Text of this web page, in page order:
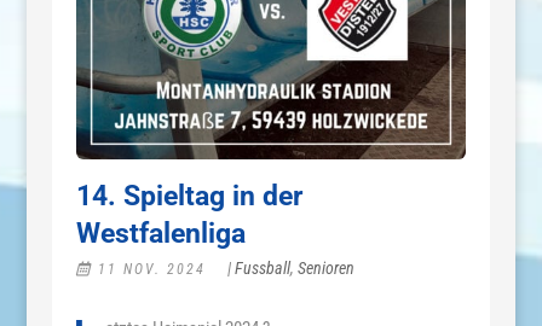
14. Spieltag in der
Westfalenliga
11 NOV. 2024 |Fussball, Senioren